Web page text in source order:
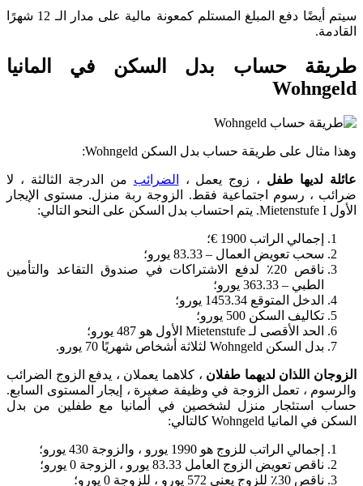
سيتم أيضًا دفع المبلغ المستلم كمعونة مالية على مدار الـ 12 شهرًا
القادمة.
طريقة حساب بدل السكن في المانيا
Wohngeld
وهذا مثال على طريقة حساب بدل السكن Wohngeld:
عائلة لديها طفل ، زوج يعمل ، الضرائب من الدرجة الثالثة ، لا
ضرائب ، رسوم اجتماعية فقط. الزوجة ربة منزل. مستوى الإيجار
الأول Mietenstufe I. يتم احتساب بدل السكن على النحو التالي:
إجمالي الراتب 1900 €؛
سحب تعويض العمال – 83.33 يورو؛
ناقص 20٪ لدفع الاشتراكات في صندوق التقاعد والتأمين
الطبي – 363.33 يورو؛
الدخل المتوقع 1453.34 يورو؛
تكاليف السكن 500 يورو؛
الحد الأقصى لـ Mietenstufe الأول هو 487 يورو؛
بدل السكن Wohngeld لثلاثة أشخاص شهريًا 70 يورو.
الزوجان اللذان لديهما طفلان ، كلاهما يعملان ، يدفع الزوج الضرائب
والرسوم ، تعمل الزوجة في وظيفة صغيرة ، إيجار المستوى السابع.
حساب استئجار منزل لشخصين في ألمانيا مع طفلين من بدل
السكن في المانيا Wohngeld كالتالي:
إجمالي الراتب للزوج هو 1990 يورو ، والزوجة 430 يورو؛
ناقص تعويض الزوج العامل 83.33 يورو ، الزوجة 0 يورو؛
ناقص 30٪ للزوج يعني 572 يورو ، للزوجة 0 يورو؛